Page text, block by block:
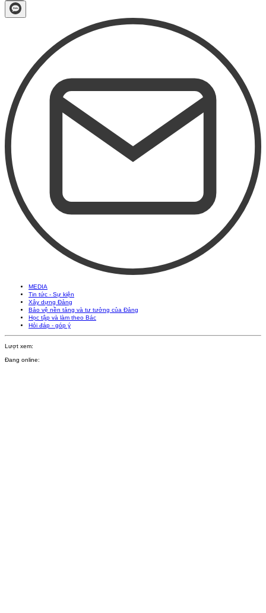
MEDIA
Tin tức - Sự kiện
Xây dựng Đảng
Bảo vệ nền tảng và tư tưởng của Đảng
Học tập và làm theo Bác
Hỏi đáp - góp ý
Lượt xem:
Đang online: